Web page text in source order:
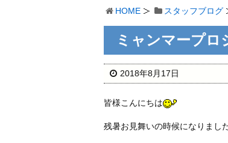
HOME スタッフブログ
ミャンマープロ
2018年8月17日
皆様こんにちは
残暑お見舞いの時候になりまし